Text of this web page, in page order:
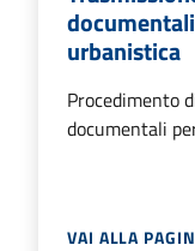
urbanistica
Procedimento
documentali
VAI ALLA